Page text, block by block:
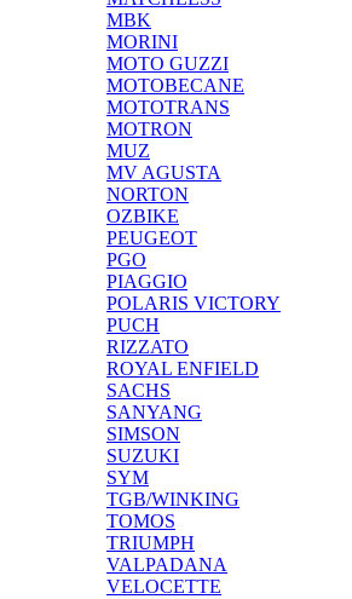
MBK
MORINI
MOTO GUZZI
MOTOBECANE
MOTOTRANS
MOTRON
MUZ
MV AGUSTA
NORTON
OZBIKE
PEUGEOT
PGO
PIAGGIO
POLARIS VICTORY
PUCH
RIZZATO
ROYAL ENFIELD
SACHS
SANYANG
SIMSON
SUZUKI
SYM
TGB/WINKING
TOMOS
TRIUMPH
VALPADANA
VELOCETTE